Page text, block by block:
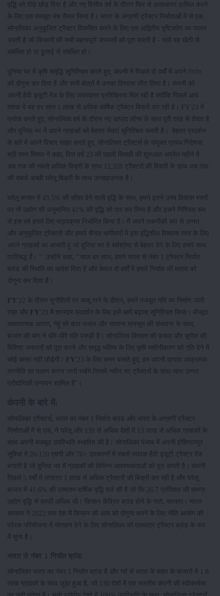
वृद्धि को पीछे छोड़ दिया है और नए वित्तीय वर्ष के दौरान फिर से असाधारण हासिल करने
के लिए एक मजबूत मंच तैयार किया है।
भारत के अग्रणी ट्रैक्टर निर्माताओं में से एक,
सोनालिका अनुकूलित ट्रैक्टर विकसित करने के लिए एक अद्वितीय दृष्टिकोण का पालन
करती है जो किसानों की सभी महत्वपूर्ण जरूरतों को पूरा करती है - चाहे वह खेती से
संबंधित हो या ढुलाई से संबंधित हो।
दुनिया भर में कृषि समृद्धि सुनिश्चित करते हुए, कंपनी ने पिछले दो वर्षों में अपने निर्यात
को दोगुना कर दिया है और सभी क्षेत्रों में उनका विश्वास जीत लिया है। कंपनी को
अपनी हैवी ड्यूटी रेंज के लिए जबरदस्त प्रतिक्रिया मिल रही है क्योंकि पिछले आधे
दशक में यह हर साल 1 लाख से अधिक वार्षिक ट्रैक्टर बिक्री कर रही है। FY'23 में
प्रवेश करते हुए, सोनालिका वर्ष के दौरान नए उत्पाद लॉन्च के साथ पूरी तरह से तैयार है
और दुनिया भर में अपने ग्राहकों को बेहतर सेवाएं सुनिश्चित करती है।
बेहतर प्रदर्शन
के बारे में अपने विचार साझा करते हुए, सोनालिका ट्रैक्टर्स के संयुक्त प्रबंध निदेशक,
श्री रमन मित्तल ने कहा, वित्त वर्ष 23 की पहली तिमाही की शुरुआत अप्रैल महीने में
अब तक की सबसे अधिक बिक्री के साथ 12,328 ट्रैक्टरों की बिक्री के साथ अब तक
की सबसे अच्छी घरेलू बिक्री के साथ उत्साहजनक है।
घरेलू बाजार में 43.5% की चौंका देने वाली वृद्धि के साथ, हमने इतने उच्च विकास स्तरों
पर भी उद्योग की अनुमानित 41% की वृद्धि को पार कर लिया है और इसने निश्चित रूप
से इस वर्ष हमारे लिए पाठ्यक्रम निर्धारित किया है। मैं अपने तकनीकी रूप से उन्नत
और अनुकूलित ट्रैक्टरों और हमारे चैनल भागीदारों में इस वृद्धिशील विश्वास स्तर के लिए
अपने ग्राहकों का आभारी हूं जो दुनिया भर में सर्वश्रेष्ठ से बेहतर देने के लिए हमारे साथ
प्रतिबद्ध हैं। ”
उन्होंने कहा , " साल दर साल
हमने भारत से नंबर 1 ट्रैक्टर निर्यात
ब्रांड की स्थिति का आदेश दिया है और केवल दो वर्षों में हमारे निर्यात की मात्रा को
दोगुना कर दिया है।
FY' 22 के दौरान चुनौतियों पर काबू पाने के दौरान
हमने मजबूत गति का निर्माण जारी
रखा और FY'
23 में शानदार प्रदर्शन के लिए इसे आगे बढ़ाना सुनिश्चित किया। मौजूदा
सकारात्मक धारणा
गेहूं की बंपर फसल और सामान्य मानसून की संभावना के साथ
बाजार की मांग ने धीरे-धीरे गति पकड़ी है। सोनालिका किसान की फसल और भूगोल की
विशिष्ट जरूरतों को पूरा करने और समृद्ध भविष्य के लिए कृषि मशीनीकरण को गति देने में
कोई कसर नहीं छोड़ेगी।
FY' 23 के लिए कमर कसते हुए
हम अपनी उत्पाद आक्रामक
रणनीति का पालन करना जारी रखेंगे जिसमें नवीन नए ट्रैक्टरों के साथ-साथ उन्नत
प्रौद्योगिकी उन्नयन शामिल हैं"।
सोनालिका ट्रैक्टर्स
भारत का नंबर 1 निर्यात ब्रांड और भारत के अग्रणी ट्रैक्टर
निर्माताओं में से एक
ने घरेलू और 130 से अधिक देशों में 13 लाख से अधिक ग्राहकों के
साथ अपनी मजबूत उपस्थिति स्थापित की है। सोनालिका पंजाब में अपनी होशियारपुर
सुविधा में 20-120 एचपी और 70+ उपकरणों में सबसे व्यापक हैवी ड्यूटी ट्रैक्टर रेंज
बनाती है जो दुनिया भर में ग्राहकों की विभिन्न आवश्यकताओं को पूरा करती है। कंपनी
पिछले 5 वर्षों में लगातार 1 लाख से अधिक ट्रैक्टरों की बिक्री कर रही है और घरेलू
बाजार में 41.6% की उच्चतम वार्षिक वृद्धि दर्ज की है जो कि 26.7 प्रतिशत की समग्र
उद्योग वृद्धि से काफी अधिक थी। किसान केंद्रित ब्रांड होने के नाते
सरकार। भारत
सरकार ने 2022 तक देश में किसान की आय को दोगुना करने के लिए नीति आयोग की
प्रेरक परियोजना में योगदान देने के लिए सोनालिका को एकमात्र ट्रैक्टर ब्रांड के रूप
में चुना है।
सोनालिका भारत का नंबर 1 निर्यात ब्रांड है और गर्व से भारत के बाहर के बाजारों में 1.8
लाख ग्राहकों के साथ जुड़ा हुआ है
जो 130 देशों में एक भारतीय कंपनी की स्वीकार्यता